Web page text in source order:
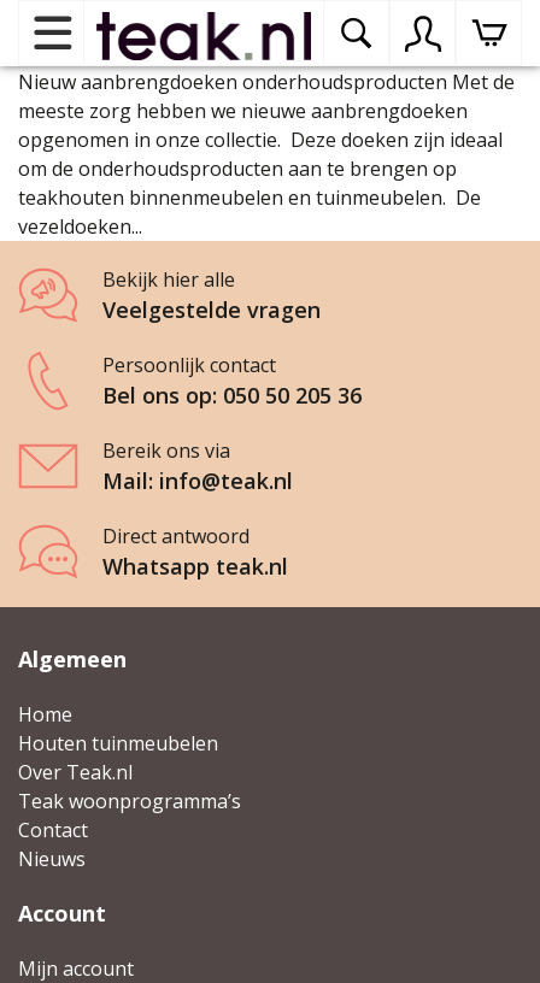
Home
Teak tuinmeubelen
binnenmeubelen
Wenslijst
Mijn account
Nieuw aanbrengdoeken onderhoudsproducten Met de
meeste zorg hebben we nieuwe aanbrengdoeken
opgenomen in onze collectie. Deze doeken zijn ideaal
om de onderhoudsproducten aan te brengen op
teakhouten binnenmeubelen en tuinmeubelen. De
vezeldoeken...
Bekijk hier alle
Veelgestelde vragen
Persoonlijk contact
Bel ons op: 050 50 205 36
Bereik ons via
Mail: info@teak.nl
Direct antwoord
Whatsapp teak.nl
Algemeen
Home
Houten tuinmeubelen
Over Teak.nl
Teak woonprogramma’s
Contact
Nieuws
Account
Mijn account